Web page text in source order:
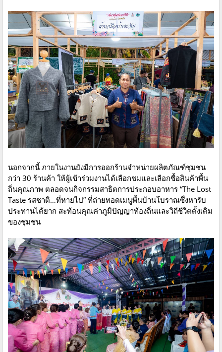
นอกจากนี้ ภายในงานยังมีการออกร้านจำหน่ายผลิตภัณฑ์ชุมชน
กว่า 30 ร้านค้า ให้ผู้เข้าร่วมงานได้เลือกชมและเลือกซื้อสินค้าพื้น
ถิ่นคุณภาพ ตลอดจนกิจกรรมสาธิตการประกอบอาหาร “The Lost
Taste รสชาติ…ที่หายไป” ที่ถ่ายทอดเมนูพื้นบ้านโบราณซึ่งหารับ
ประทานได้ยาก สะท้อนคุณค่าภูมิปัญญาท้องถิ่นและวิถีชีวิตดั้งเดิม
ของชุมชน